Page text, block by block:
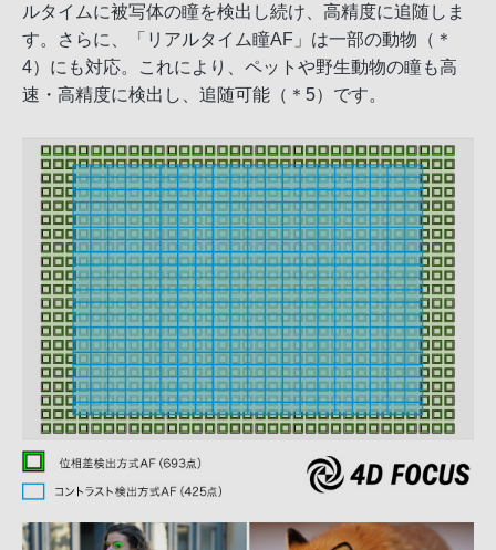
ルタイムに被写体の瞳を検出し続け、高精度に追随しま
す。さらに、「リアルタイム瞳AF」は一部の動物（＊
4）にも対応。これにより、ペットや野生動物の瞳も高
速・高精度に検出し、追随可能（＊5）です。